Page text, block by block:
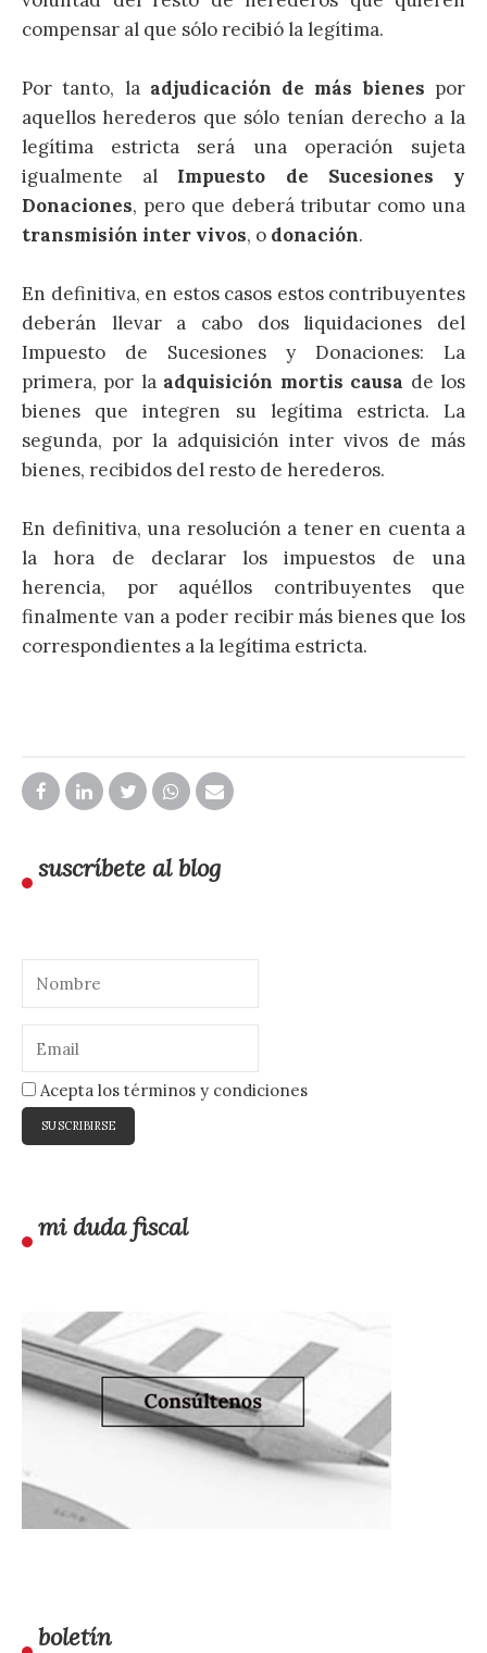
compensar al que sólo recibió la legítima.
Por tanto, la adjudicación de más bienes por
aquellos herederos que sólo tenían derecho a la
legítima estricta será una operación sujeta
igualmente al Impuesto de Sucesiones y
Donaciones, pero que deberá tributar como una
transmisión inter vivos, o donación.
En definitiva, en estos casos estos contribuyentes
deberán llevar a cabo dos liquidaciones del
Impuesto de Sucesiones y Donaciones: La
primera, por laadquisición mortis causa de los
bienes que integren su legítima estricta. La
segunda, por la adquisición inter vivos de más
bienes, recibidos del resto de herederos.
En definitiva, una resolución a tener en cuenta a
la hora de declarar los impuestos de una
herencia, por aquéllos contribuyentes que
finalmente van a poder recibir más bienes que los
correspondientes a la legítima estricta.
suscríbete al blog
Acepta los términos y condiciones
mi duda fiscal
boletín